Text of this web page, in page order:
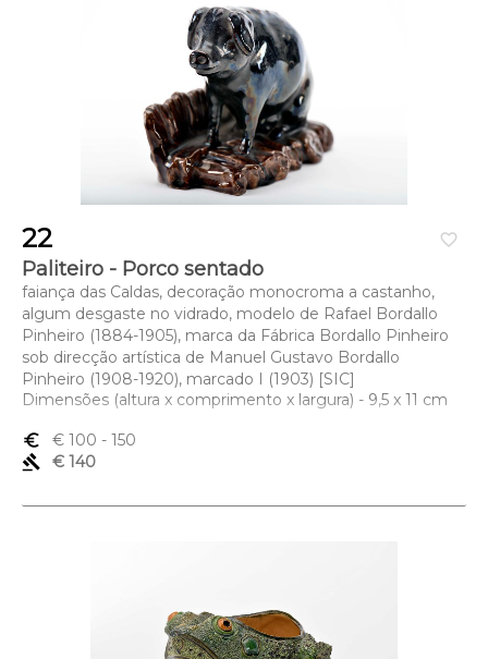
favorite_border
22
Paliteiro - Porco sentado
faiança das Caldas, decoração monocroma a castanho,
algum desgaste no vidrado, modelo de Rafael Bordallo
Pinheiro (1884-1905), marca da Fábrica Bordallo Pinheiro
sob direcção artística de Manuel Gustavo Bordallo
Pinheiro (1908-1920), marcado I (1903) [SIC]
Dimensões (altura x comprimento x largura) - 9,5 x 11 cm
euro_symbol € 100 - 150
gavel
€ 140